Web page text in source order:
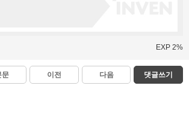
EXP 2%
문 이전 다음 댓글쓰기